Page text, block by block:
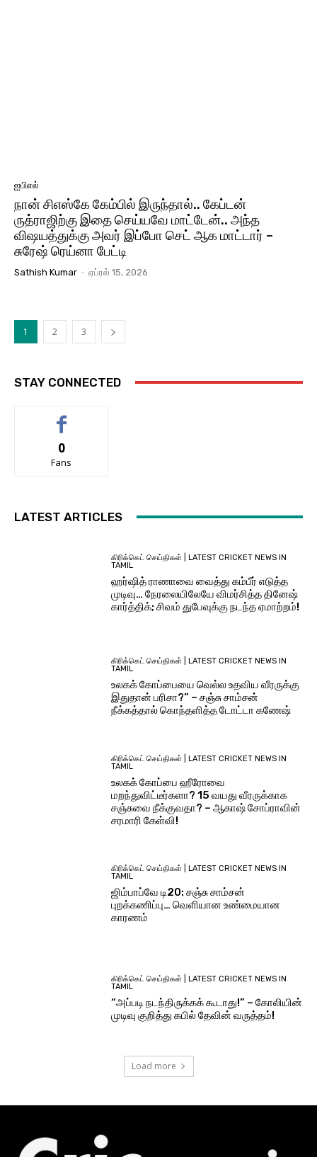
ஐபிஎல்
நான் சிஎஸ்கே கேம்பில் இருந்தால்.. கேப்டன்
ருத்ராஜிற்கு இதை செய்யவே மாட்டேன்.. அந்த
விஷயத்துக்கு அவர் இப்போ செட் ஆக மாட்டார் –
சுரேஷ் ரெய்னா பேட்டி
Sathish Kumar - ஏப்ரல் 15, 2026
1 2 3
STAY CONNECTED
0
Fans
LATEST ARTICLES
கிரிக்கெட் செய்திகள் | LATEST CRICKET NEWS IN
TAMIL
ஹர்ஷித் ராணாவை வைத்து கம்பீர் எடுத்த
முடிவு… நேரலையிலேயே விமர்சித்த தினேஷ்
கார்த்திக்; சிவம் துபேவுக்கு நடந்த ஏமாற்றம்!
கிரிக்கெட் செய்திகள் | LATEST CRICKET NEWS IN
TAMIL
உலகக் கோப்பையை வெல்ல உதவிய வீரருக்கு
இதுதான் பரிசா?” – சஞ்சு சாம்சன்
நீக்கத்தால் கொந்தளித்த டோட்டா கணேஷ்
கிரிக்கெட் செய்திகள் | LATEST CRICKET NEWS IN
TAMIL
உலகக் கோப்பை ஹீரோவை
மறந்துவிட்டீர்களா? 15 வயது வீரருக்காக
சஞ்சுவை நீக்குவதா? – ஆகாஷ் சோப்ராவின்
சரமாரி கேள்வி!
கிரிக்கெட் செய்திகள் | LATEST CRICKET NEWS IN
TAMIL
ஜிம்பாப்வே டி20: சஞ்சு சாம்சன்
புறக்கணிப்பு… வெளியான உண்மையான
காரணம்
கிரிக்கெட் செய்திகள் | LATEST CRICKET NEWS IN
TAMIL
“அப்படி நடந்திருக்கக் கூடாது!” – கோலியின்
முடிவு குறித்து கபில் தேவின் வருத்தம்!
Load more